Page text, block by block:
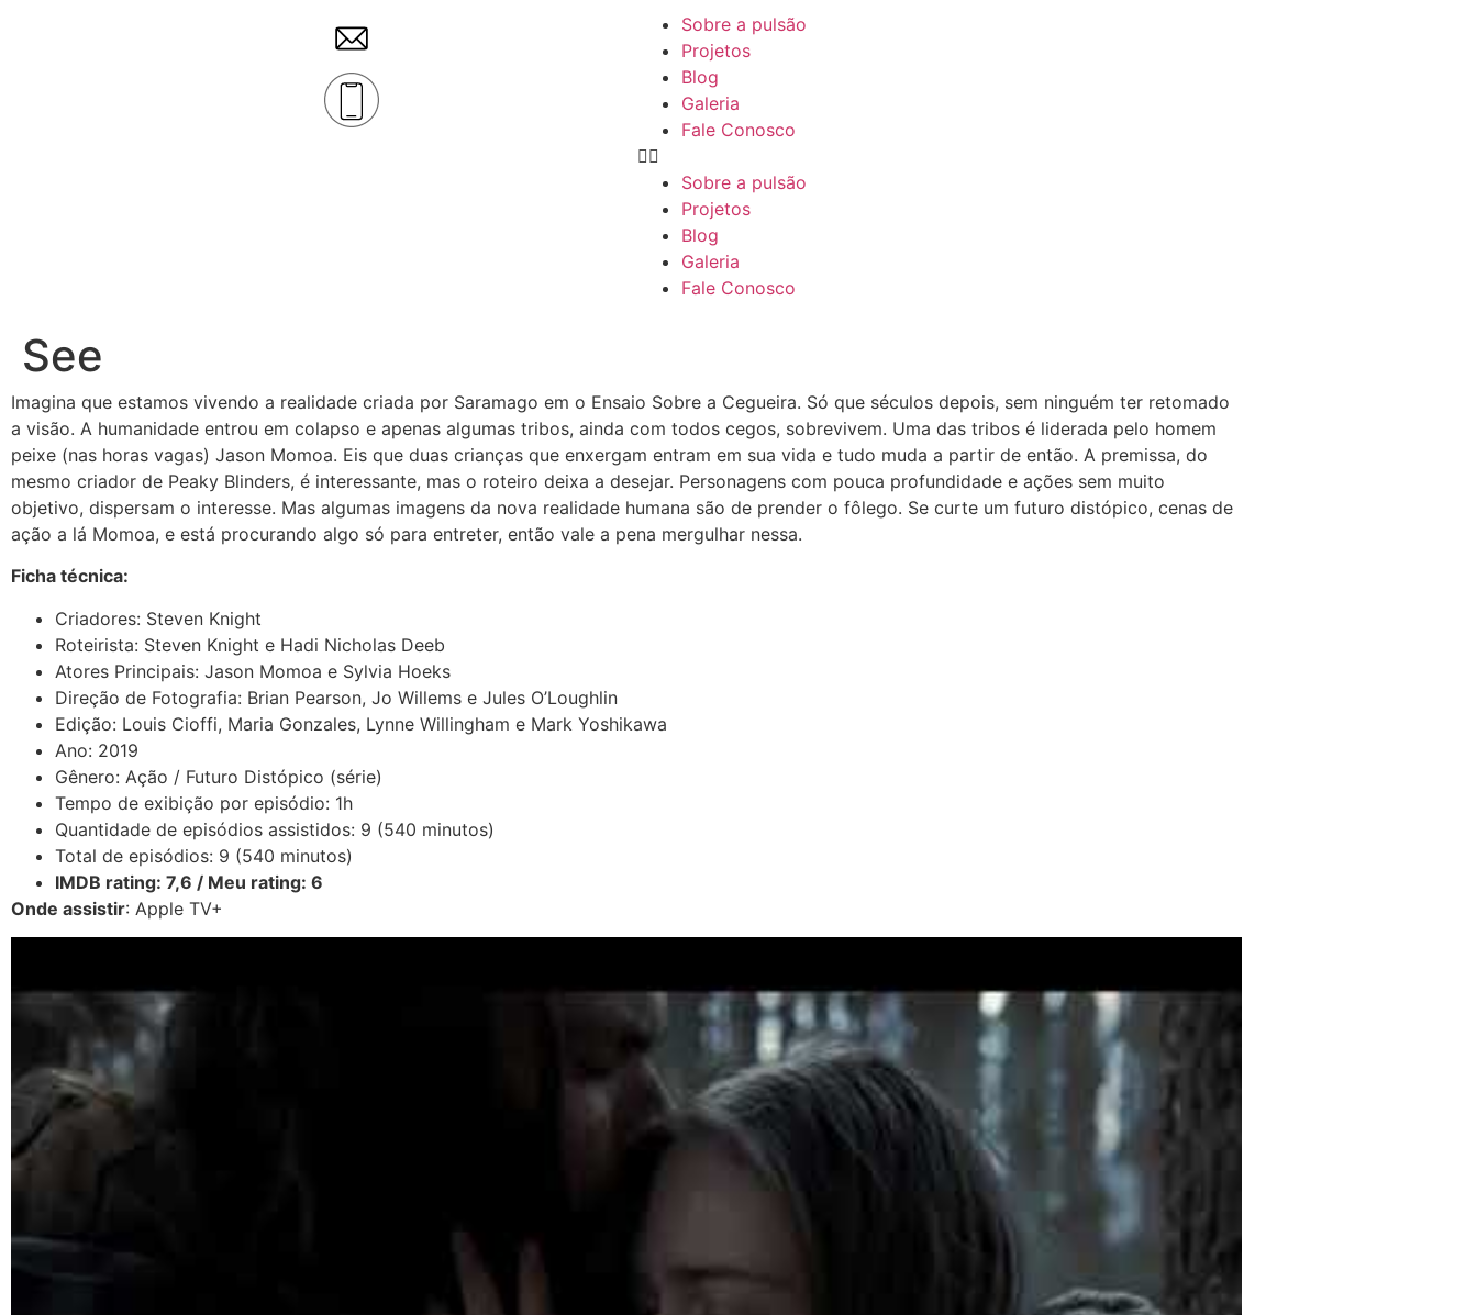
Sobre a pulsão
Projetos
Blog
Galeria
Fale Conosco
Sobre a pulsão
Projetos
Blog
Galeria
Fale Conosco
See
Imagina que estamos vivendo a realidade criada por Saramago em o Ensaio Sobre a Cegueira. Só que séculos depois, sem ninguém ter retomado
a visão. A humanidade entrou em colapso e apenas algumas tribos, ainda com todos cegos, sobrevivem. Uma das tribos é liderada pelo homem
peixe (nas horas vagas) Jason Momoa. Eis que duas crianças que enxergam entram em sua vida e tudo muda a partir de então. A premissa, do
mesmo criador de Peaky Blinders, é interessante, mas o roteiro deixa a desejar. Personagens com pouca profundidade e ações sem muito
objetivo, dispersam o interesse. Mas algumas imagens da nova realidade humana são de prender o fôlego. Se curte um futuro distópico, cenas de
ação a lá Momoa, e está procurando algo só para entreter, então vale a pena mergulhar nessa.
Ficha técnica:
Criadores: Steven Knight
Roteirista: Steven Knight e Hadi Nicholas Deeb
Atores Principais: Jason Momoa e Sylvia Hoeks
Direção de Fotografia: Brian Pearson, Jo Willems e Jules O’Loughlin
Edição: Louis Cioffi, Maria Gonzales, Lynne Willingham e Mark Yoshikawa
Ano: 2019
Gênero: Ação / Futuro Distópico (série)
Tempo de exibição por episódio: 1h
Quantidade de episódios assistidos: 9 (540 minutos)
Total de episódios: 9 (540 minutos)
IMDB rating: 7,6 / Meu rating: 6
Onde assistir: Apple TV+